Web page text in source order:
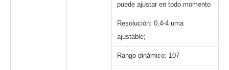
puede ajustar en todo momento
Resolución: 0,4-4 uma
ajustable;
Rango dinámico: 107